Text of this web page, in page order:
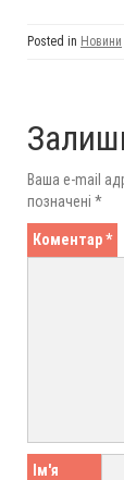
Posted in Новини
Ваша e-mail
позначені *
Коментар*
Ім'я